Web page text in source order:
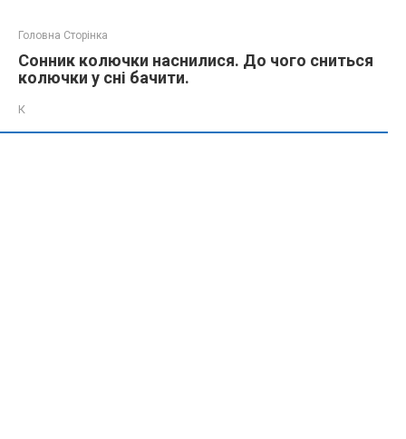
Головна Сторінка
Сонник колючки наснилися. До чого сниться
колючки у сні бачити.
К